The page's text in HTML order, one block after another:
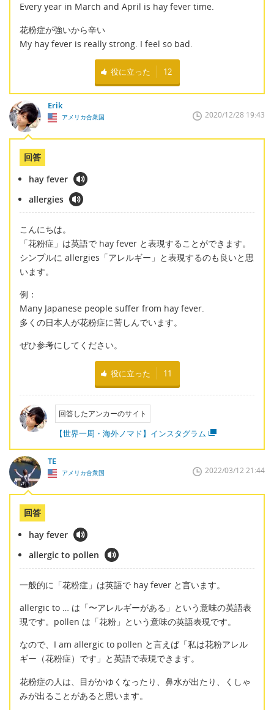
Every year in March and April is hay fever time.
花粉症が強いから辛い
My hay fever is really strong. I feel so bad.
役に立った 12
Erik
アメリカ合衆国 2020/12/28 19:43
回答
hay fever
allergies
こんにちは。
「花粉症」は英語で hay fever と表現することができます。
シンプルに allergies「アレルギー」と表現するのも良いと思
います。
例：
Many Japanese people suffer from hay fever.
多くの日本人が花粉症に苦しんでいます。
ぜひ参考にしてください。
役に立った 11
回答したアンカーのサイト
【世界一周・海外ノマド】インスタグラム
TE
アメリカ合衆国 2022/03/12 21:44
回答
hay fever
allergic to pollen
一般的に「花粉症」は英語で hay fever と言います。
allergic to … は「〜アレルギーがある」という意味の英語表
現です。pollen は「花粉」という意味の英語表現です。
なので、I am allergic to pollen と言えば「私は花粉アレル
ギー（花粉症）です」と英語で表現できます。
花粉症の人は、目がかゆくなったり、鼻水が出たり、くしゃ
みが出ることがあると思います。